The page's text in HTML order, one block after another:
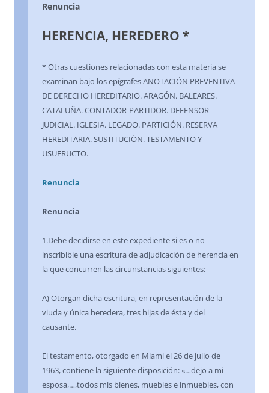
Renuncia
HERENCIA, HEREDERO *
* Otras cuestiones relacionadas con esta materia se
examinan bajo los epígrafes ANOTACIÓN PREVENTIVA
DE DERECHO HEREDITARIO. ARAGÓN. BALEARES.
CATALUÑA. CONTADOR-PARTIDOR. DEFENSOR
JUDICIAL. IGLESIA. LEGADO. PARTICIÓN. RESERVA
HEREDITARIA. SUSTITUCIÓN. TESTAMENTO Y
USUFRUCTO.
Renuncia
Renuncia
1.Debe decidirse en este expediente si es o no
inscribible una escritura de adjudicación de herencia en
la que concurren las circunstancias siguientes:
A) Otorgan dicha escritura, en representación de la
viuda y única heredera, tres hijas de ésta y del
causante.
El testamento, otorgado en Miami el 26 de julio de
1963, contiene la siguiente disposición: «…dejo a mi
esposa,…,todos mis bienes, muebles e inmuebles, con